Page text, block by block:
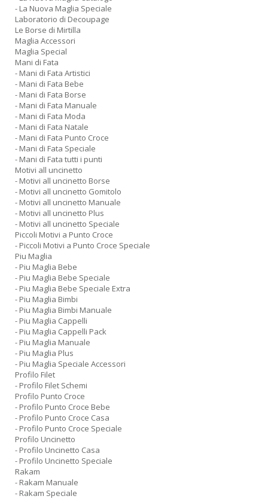
- La Nuova Maglia Speciale
Laboratorio di Decoupage
Le Borse di Mirtilla
Maglia Accessori
Maglia Special
Mani di Fata
- Mani di Fata Artistici
- Mani di Fata Bebe
- Mani di Fata Borse
- Mani di Fata Manuale
- Mani di Fata Moda
- Mani di Fata Natale
- Mani di Fata Punto Croce
- Mani di Fata Speciale
- Mani di Fata tutti i punti
Motivi all uncinetto
- Motivi all uncinetto Borse
- Motivi all uncinetto Gomitolo
- Motivi all uncinetto Manuale
- Motivi all uncinetto Plus
- Motivi all uncinetto Speciale
Piccoli Motivi a Punto Croce
- Piccoli Motivi a Punto Croce Speciale
Piu Maglia
- Piu Maglia Bebe
- Piu Maglia Bebe Speciale
- Piu Maglia Bebe Speciale Extra
- Piu Maglia Bimbi
- Piu Maglia Bimbi Manuale
- Piu Maglia Cappelli
- Piu Maglia Cappelli Pack
- Piu Maglia Manuale
- Piu Maglia Plus
- Piu Maglia Speciale Accessori
Profilo Filet
- Profilo Filet Schemi
Profilo Punto Croce
- Profilo Punto Croce Bebe
- Profilo Punto Croce Casa
- Profilo Punto Croce Speciale
Profilo Uncinetto
- Profilo Uncinetto Casa
- Profilo Uncinetto Speciale
Rakam
- Rakam Manuale
- Rakam Speciale